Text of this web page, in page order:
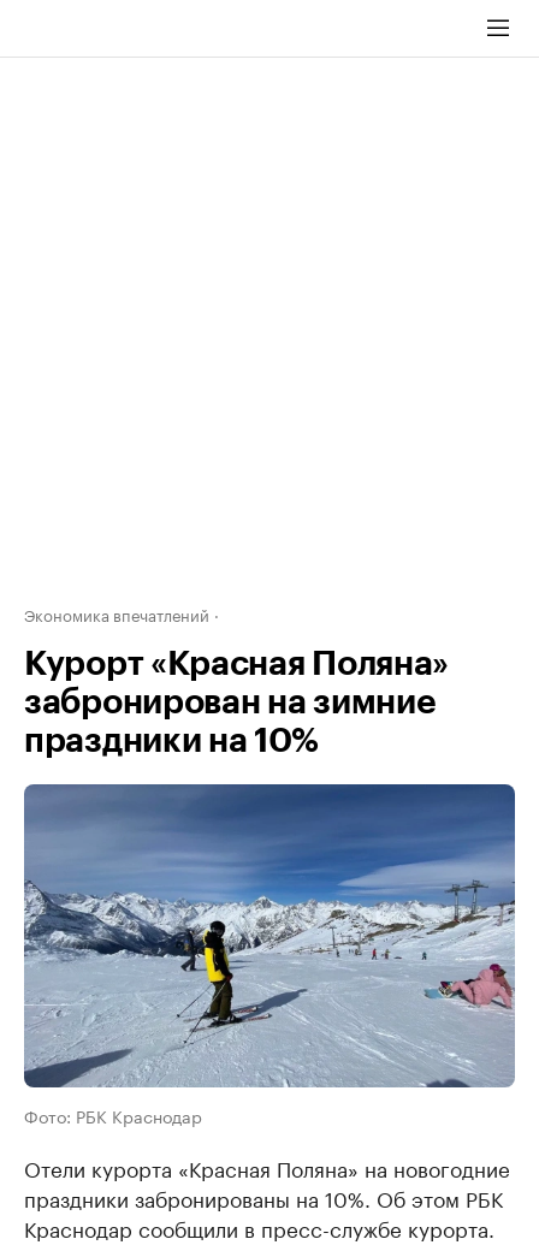
Экономика впечатлений
Курорт «Красная Поляна»
забронирован на зимние
праздники на 10%
Фото: РБК Краснодар
Отели курорта «Красная Поляна» на новогодние
праздники забронированы на 10%. Об этом РБК
Краснодар сообщили в пресс-службе курорта.